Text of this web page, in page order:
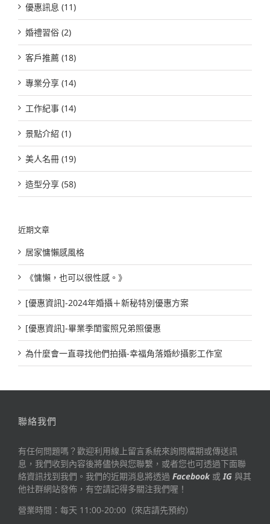
優惠訊息 (11)
婚禮習俗 (2)
客戶推薦 (18)
專業分享 (14)
工作紀事 (14)
景點介紹 (1)
美人名冊 (19)
造型分享 (58)
近期文章
居家慵懶感風格
《慵懶，也可以很性感。》
[優惠資訊]-2024年婚攝＋新秘特別優惠方案
[優惠資訊]-畢業季閨蜜照兄弟照優惠
為什麼會一直尋找他們拍攝-幸福角落婚紗攝影工作室
聯絡我們
有任何問題嗎？歡迎利用線上留言系統來詢問檔期或傳送訊
息，我們收到內容後將儘快與您聯繫，或者您也可透過下面聯
絡資訊找到我們。我們的近期消息將透過 Facebook或IG 與其
他社群網站發佈，有空請記得多關注我們喔！
營業時間：每天 11:00-20:00（來店請先預約）